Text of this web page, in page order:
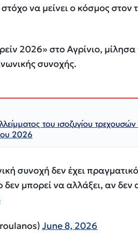
να μείνει ο κόσμος στον
2026» στο Αγρίνιο,
συνοχής.
του ισοζυγίου
2026
συνοχή δεν έχει
μπορεί να αλλάξει, αν
June 8, 2026